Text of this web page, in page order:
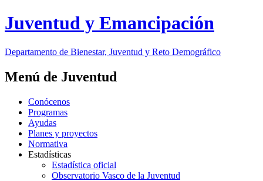
Juventud y Emancipación
Departamento de Bienestar, Juventud y Reto Demográfico
Menú de Juventud
Conócenos
Programas
Ayudas
Planes y proyectos
Normativa
Estadísticas
Estadística oficial
Observatorio Vasco de la Juventud